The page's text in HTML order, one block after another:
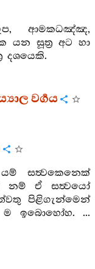
ආමකධඤ්ඤ,
යන සූත්‍ර අට හා
දශයෙකි.
වර්‍ගය
සත්‍වකෙනෙක්
නම් ඒ සත්‍වයෝ
පිළිගැන්මෙන්
ඉබොහෝහ. ...